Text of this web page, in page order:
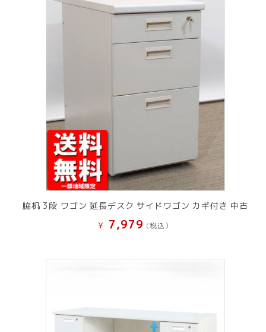
脇机 3段 ワゴン 延長デスク サイドワゴン カギ付き 中古
¥ 7,979 (税込）